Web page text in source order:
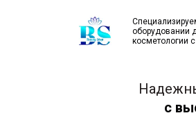
оборудовании
косметологии с
с